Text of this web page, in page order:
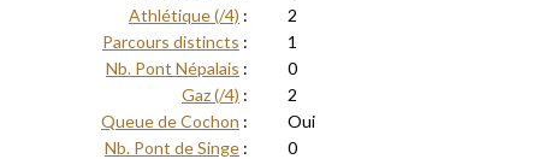
Athlétique (/4) :
2
Parcours distincts :
1
Nb. Pont Népalais :
0
Gaz (/4) :
2
Queue de Cochon :
Oui
Nb. Pont de Singe :
0